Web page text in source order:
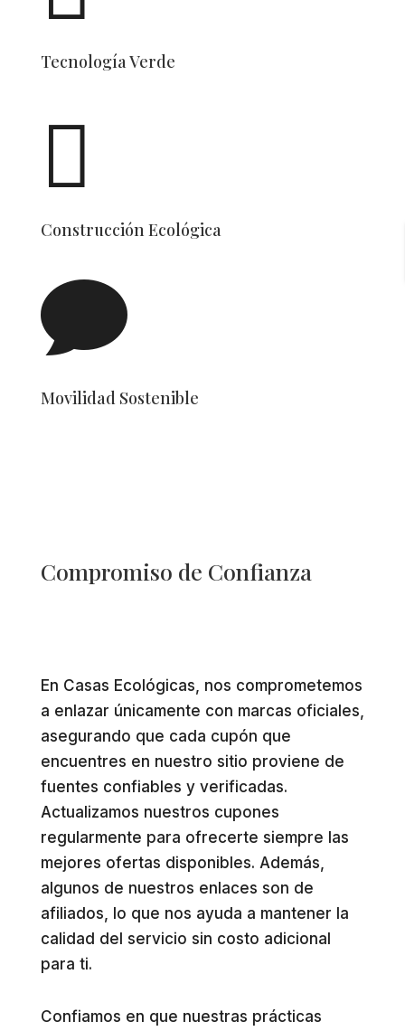
Tecnología Verde

Construcción Ecológica

Movilidad Sostenible
Compromiso de Confianza
En Casas Ecológicas, nos comprometemos
a enlazar únicamente con marcas oficiales,
asegurando que cada cupón que
encuentres en nuestro sitio proviene de
fuentes confiables y verificadas.
Actualizamos nuestros cupones
regularmente para ofrecerte siempre las
mejores ofertas disponibles. Además,
algunos de nuestros enlaces son de
afiliados, lo que nos ayuda a mantener la
calidad del servicio sin costo adicional
para ti.
Confiamos en que nuestras prácticas